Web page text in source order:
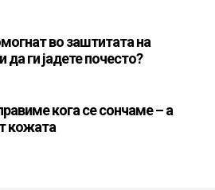
во заштитата на
ги јадете почесто?
кога се сончаме – а
кожата